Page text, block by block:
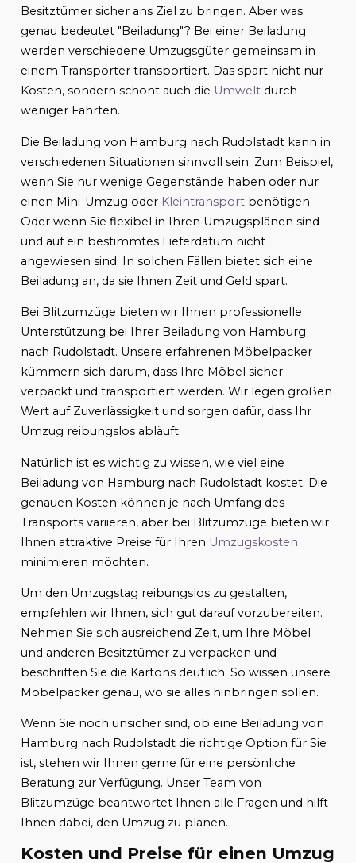
Besitztümer sicher ans Ziel zu bringen. Aber was
genau bedeutet "Beiladung"? Bei einer Beiladung
werden verschiedene Umzugsgüter gemeinsam in
einem Transporter transportiert. Das spart nicht nur
Kosten, sondern schont auch die Umweltdurch
weniger Fahrten.
Die Beiladung von Hamburg nach Rudolstadt kann in
verschiedenen Situationen sinnvoll sein. Zum Beispiel,
wenn Sie nur wenige Gegenstände haben oder nur
einen Mini-Umzug oder Kleintransportbenötigen.
Oder wenn Sie flexibel in Ihren Umzugsplänen sind
und auf ein bestimmtes Lieferdatum nicht
angewiesen sind. In solchen Fällen bietet sich eine
Beiladung an, da sie Ihnen Zeit und Geld spart.
Bei Blitzumzüge bieten wir Ihnen professionelle
Unterstützung bei Ihrer Beiladung von Hamburg
nach Rudolstadt. Unsere erfahrenen Möbelpacker
kümmern sich darum, dass Ihre Möbel sicher
verpackt und transportiert werden. Wir legen großen
Wert auf Zuverlässigkeit und sorgen dafür, dass Ihr
Umzug reibungslos abläuft.
Natürlich ist es wichtig zu wissen, wie viel eine
Beiladung von Hamburg nach Rudolstadt kostet. Die
genauen Kosten können je nach Umfang des
Transports variieren, aber bei Blitzumzüge bieten wir
Ihnen attraktive Preise für Ihren Umzugskosten
minimieren möchten.
Um den Umzugstag reibungslos zu gestalten,
empfehlen wir Ihnen, sich gut darauf vorzubereiten.
Nehmen Sie sich ausreichend Zeit, um Ihre Möbel
und anderen Besitztümer zu verpacken und
beschriften Sie die Kartons deutlich. So wissen unsere
Möbelpacker genau, wo sie alles hinbringen sollen.
Wenn Sie noch unsicher sind, ob eine Beiladung von
Hamburg nach Rudolstadt die richtige Option für Sie
ist, stehen wir Ihnen gerne für eine persönliche
Beratung zur Verfügung. Unser Team von
Blitzumzüge beantwortet Ihnen alle Fragen und hilft
Ihnen dabei, den Umzug zu planen.
Kosten und Preise für einen Umzug